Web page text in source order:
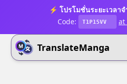
⚡ โปรโมชั่นระยะเวลา
Code:
T1P15VV at
TranslateManga